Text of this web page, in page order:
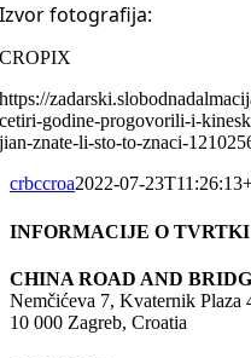
Izvor fotografija:
CROPIX
https://
cetiri-godine-progovorili-i-
jian-znate-li-sto-to-znaci-
crbccroa2022-07-
INFORMACIJE O TVRTKI
CHINA ROAD AND
Nemčićeva 7, Kvaternik Plaza
10 000 Zagreb, Croatia